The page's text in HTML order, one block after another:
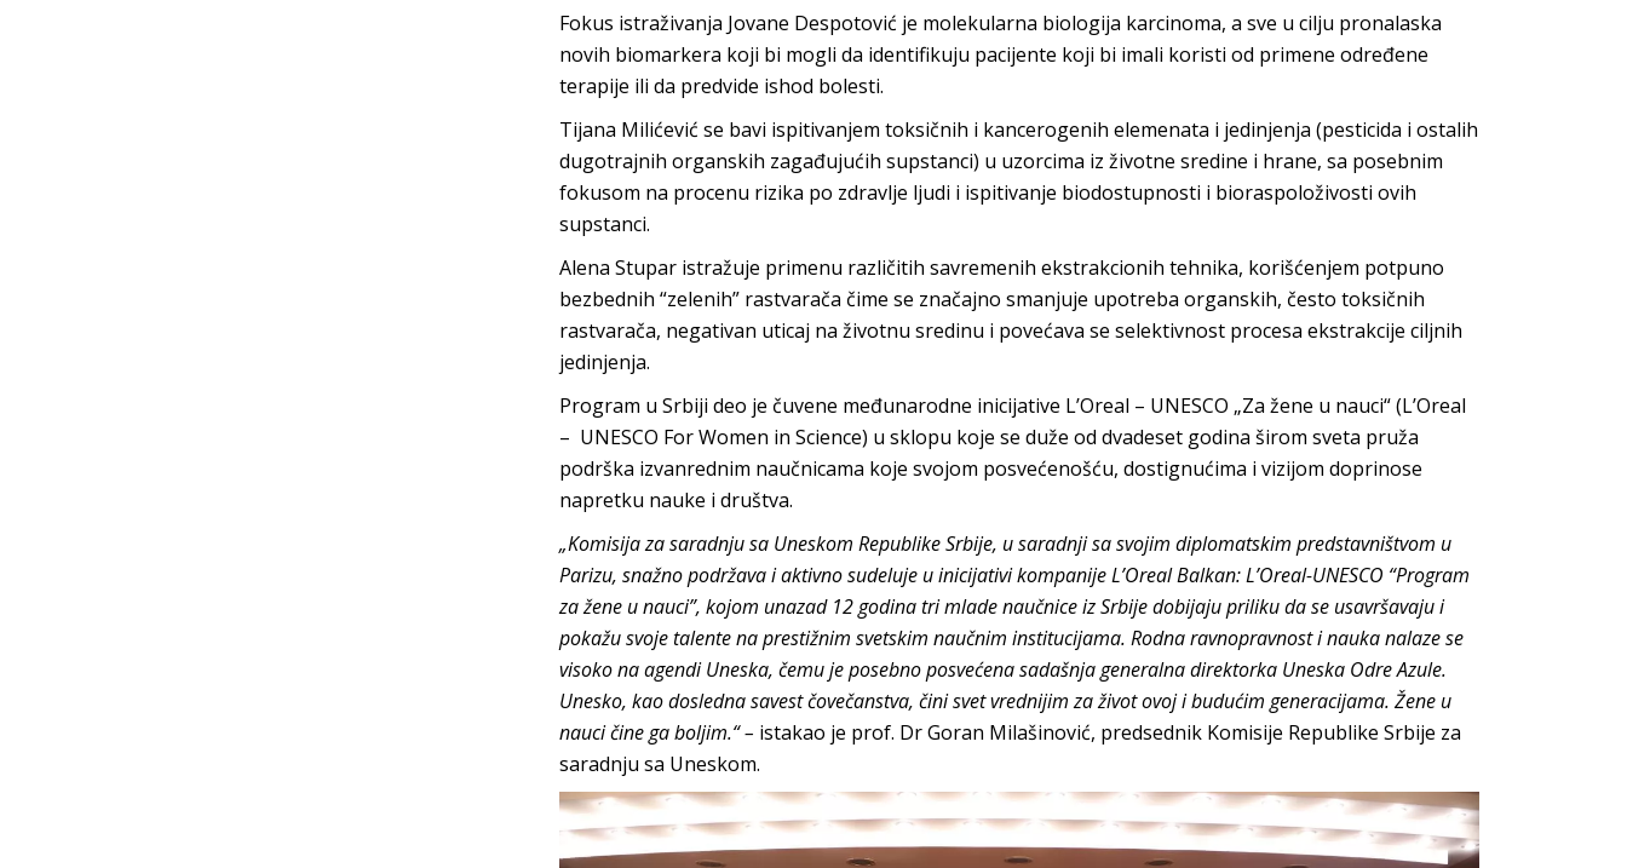
Fokus istraživanja Jovane Despotović je molekularna biologija karcinoma, a sve u cilju pronalaska
novih biomarkera koji bi mogli da identifikuju pacijente koji bi imali koristi od primene određene
terapije ili da predvide ishod bolesti.
Tijana Milićević se bavi ispitivanjem toksičnih i kancerogenih elemenata i jedinjenja (pesticida i ostalih
dugotrajnih organskih zagađujućih supstanci) u uzorcima iz životne sredine i hrane, sa posebnim
fokusom na procenu rizika po zdravlje ljudi i ispitivanje biodostupnosti i bioraspoloživosti ovih
supstanci.
Alena Stupar istražuje primenu različitih savremenih ekstrakcionih tehnika, korišćenjem potpuno
bezbednih “zelenih” rastvarača čime se značajno smanjuje upotreba organskih, često toksičnih
rastvarača, negativan uticaj na životnu sredinu i povećava se selektivnost procesa ekstrakcije ciljnih
jedinjenja.
Program u Srbiji deo je čuvene međunarodne inicijative L’Oreal – UNESCO „Za žene u nauci“ (L’Oreal
– UNESCO For Women in Science) u sklopu koje se duže od dvadeset godina širom sveta pruža
podrška izvanrednim naučnicama koje svojom posvećenošću, dostignućima i vizijom doprinose
napretku nauke i društva.
„Komisija za saradnju sa Uneskom Republike Srbije, u saradnji sa svojim diplomatskim predstavništvom u
Parizu, snažno podržava i aktivno sudeluje u inicijativi kompanije L’Oreal Balkan: L’Oreal-UNESCO “Program
za žene u nauci”, kojom unazad 12 godina tri mlade naučnice iz Srbije dobijaju priliku da se usavršavaju i
pokažu svoje talente na prestižnim svetskim naučnim institucijama. Rodna ravnopravnost i nauka nalaze se
visoko na agendi Uneska, čemu je posebno posvećena sadašnja generalna direktorka Uneska Odre Azule.
Unesko, kao dosledna savest čovečanstva, čini svet vrednijim za život ovoj i budućim generacijama. Žene u
nauci čine ga boljim.“ – istakao je prof. Dr Goran Milašinović, predsednik Komisije Republike Srbije za
saradnju sa Uneskom.